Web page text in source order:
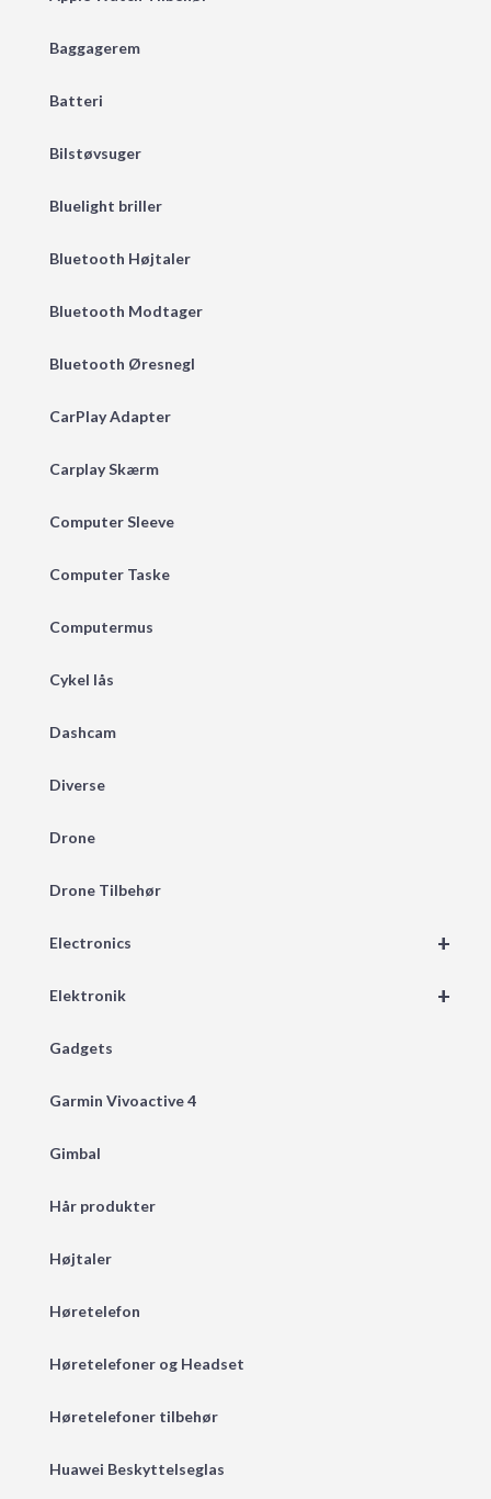
Baggagerem
Batteri
Bilstøvsuger
Bluelight briller
Bluetooth Højtaler
Bluetooth Modtager
Bluetooth Øresnegl
CarPlay Adapter
Carplay Skærm
Computer Sleeve
Computer Taske
Computermus
Cykel lås
Dashcam
Diverse
Drone
Drone Tilbehør
+
Electronics
+
Elektronik
Gadgets
Garmin Vivoactive 4
Gimbal
Hår produkter
Højtaler
Høretelefon
Høretelefoner og Headset
Høretelefoner tilbehør
Huawei Beskyttelseglas